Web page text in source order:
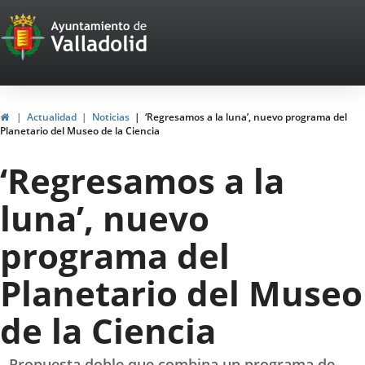
Portal
Web
del
Ayuntamiento
de
Valladolid
InicioActualidad Noticias
‘Regresamos a la luna’, nuevo programa del
Planetario del Museo de la Ciencia
‘Regresamos a la
luna’, nuevo
programa del
Planetario del Museo
de la Ciencia